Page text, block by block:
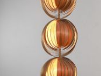
SUSPENSION PAR HANS AGNE
JAKOBSSON, CIRCA 1960
HAUTEUR :112 CM
LARGEUR :40 CM
REF :4329